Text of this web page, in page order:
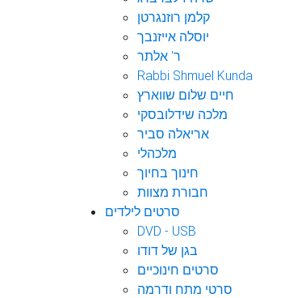
קלמן רוזנגרטן
יוסלה אייזנבך
ר' אלתר
Rabbi Shmuel Kunda
חיים שלום שווארץ
מלכה שידלובסקי
אריאלה סביר
מלכהלי
חינוך בחיוך
חבורת מצוות
סרטים לילדים
DVD - USB
בגן של דודו
סרטים חינוכיים
סרטי מתח ודרמה